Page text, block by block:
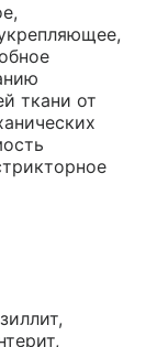
ткани от